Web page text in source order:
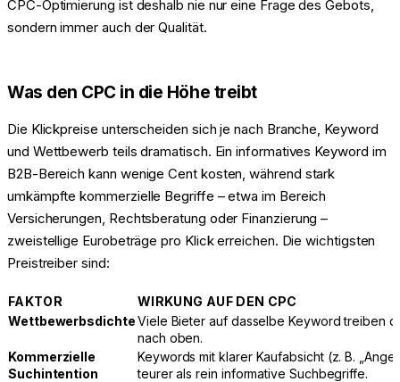
CPC-Optimierung ist deshalb nie nur eine Frage des Gebots,
sondern immer auch der Qualität.
Was den CPC in die Höhe treibt
Die Klickpreise unterscheiden sich je nach Branche, Keyword
und Wettbewerb teils dramatisch. Ein informatives Keyword im
B2B-Bereich kann wenige Cent kosten, während stark
umkämpfte kommerzielle Begriffe – etwa im Bereich
Versicherungen, Rechtsberatung oder Finanzierung –
zweistellige Eurobeträge pro Klick erreichen. Die wichtigsten
Preistreiber sind:
FAKTOR
WIRKUNG AUF DEN CPC
WettbewerbsdichteViele Bieter auf dasselbe Keyword treiben
nach oben.
Kommerzielle
Suchintention
Keywords mit klarer Kaufabsicht (z. B.
teurer als rein informative Suchbegriffe.